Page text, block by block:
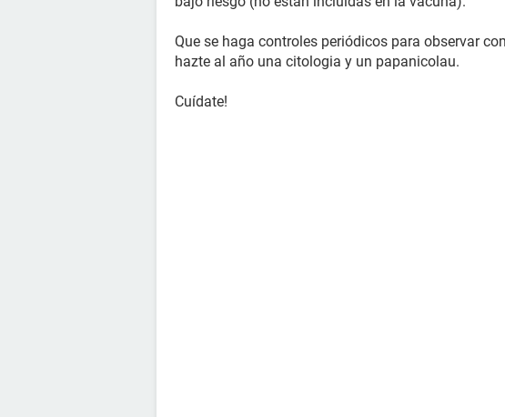
Que se haga controles periódicos para observar
hazte al año una citologia y un papanicolau.
Cuídate!